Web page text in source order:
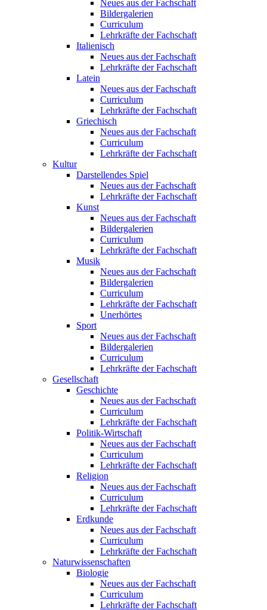
Neues aus der Fachschaft
Bildergalerien
Curriculum
Lehrkräfte der Fachschaft
Italienisch
Neues aus der Fachschaft
Lehrkräfte der Fachschaft
Latein
Neues aus der Fachschaft
Curriculum
Lehrkräfte der Fachschaft
Griechisch
Neues aus der Fachschaft
Curriculum
Lehrkräfte der Fachschaft
Kultur
Darstellendes Spiel
Neues aus der Fachschaft
Lehrkräfte der Fachschaft
Kunst
Neues aus der Fachschaft
Bildergalerien
Curriculum
Lehrkräfte der Fachschaft
Musik
Neues aus der Fachschaft
Bildergalerien
Curriculum
Lehrkräfte der Fachschaft
Unerhörtes
Sport
Neues aus der Fachschaft
Bildergalerien
Curriculum
Lehrkräfte der Fachschaft
Gesellschaft
Geschichte
Neues aus der Fachschaft
Curriculum
Lehrkräfte der Fachschaft
Politik-Wirtschaft
Neues aus der Fachschaft
Curriculum
Lehrkräfte der Fachschaft
Religion
Neues aus der Fachschaft
Curriculum
Lehrkräfte der Fachschaft
Erdkunde
Neues aus der Fachschaft
Curriculum
Lehrkräfte der Fachschaft
Naturwissenschaften
Biologie
Neues aus der Fachschaft
Curriculum
Lehrkräfte der Fachschaft